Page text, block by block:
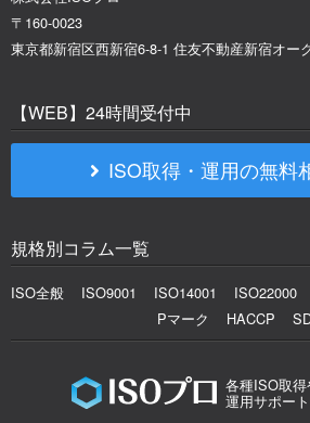
〒160-0023
東京都新宿区西新宿6-8-1 住友不動産新宿オー
【WEB】24時間受付中
ISO取得・運用の無料
規格別コラム一覧
ISO全般 ISO9001 ISO14001 ISO22000
Pマーク
HACCP
各種ISO取
運用サポー